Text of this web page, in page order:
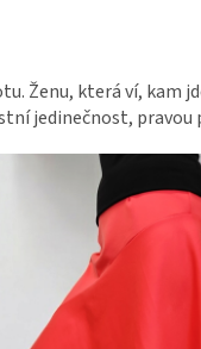
Ženu, která ví, kam
jedinečnost, pravou